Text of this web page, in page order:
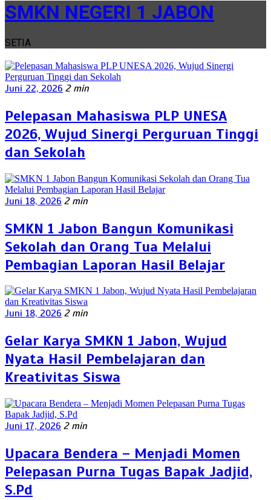
SMKN NEGERI 1 JABON
SETIA
Juni 22, 2026 2 min
Pelepasan Mahasiswa PLP UNESA
2026, Wujud Sinergi Perguruan Tinggi
dan Sekolah
Juni 18, 2026 2 min
SMKN 1 Jabon Bangun Komunikasi
Sekolah dan Orang Tua Melalui
Pembagian Laporan Hasil Belajar
Juni 18, 2026 2 min
Gelar Karya SMKN 1 Jabon, Wujud
Nyata Hasil Pembelajaran dan
Kreativitas Siswa
Juni 17, 2026 2 min
Upacara Bendera – Menjadi Momen
Pelepasan Purna Tugas Bapak Jadjid,
S.Pd